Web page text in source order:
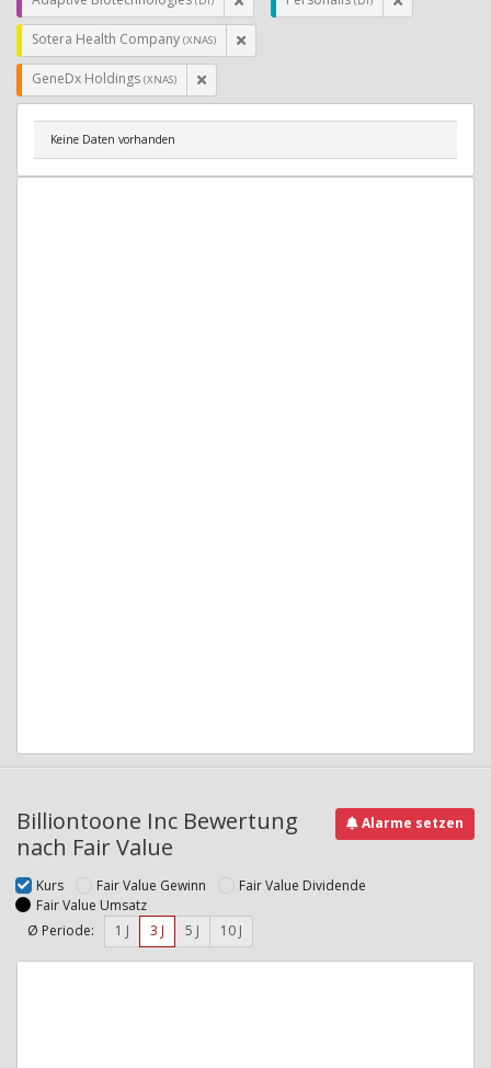
Sotera Health Company (XNAS)
GeneDx Holdings (XNAS)
Keine Daten vorhanden
Billiontoone Inc Bewertung
nach Fair Value
Alarme setzen
Kurs Fair Value Gewinn
Fair Value Dividende
Fair Value Umsatz
Ø Periode:
1 J 3 J 5 J 10 J